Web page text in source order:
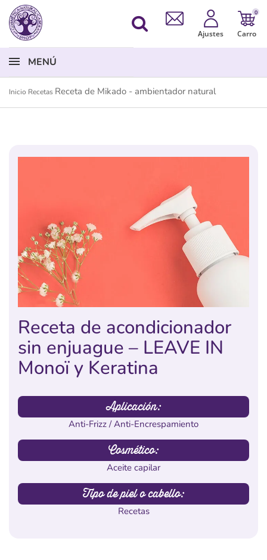
Ajustes
0
Carro
MENÚ
Inicio Recetas Receta de Mikado - ambientador natural
Receta de acondicionador
sin enjuague – LEAVE IN
Monoï y Keratina
Aplicación:
Anti-Frizz / Anti-Encrespamiento
Cosmético:
Aceite capilar
Tipo de piel o cabello:
Recetas